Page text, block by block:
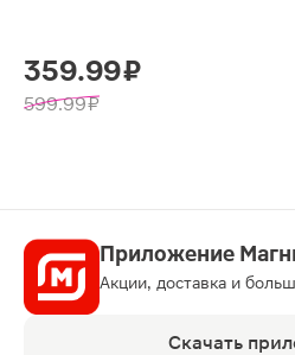
359.99 ₽
599.99 ₽
Приложение
Акции, доставка и
Скачать